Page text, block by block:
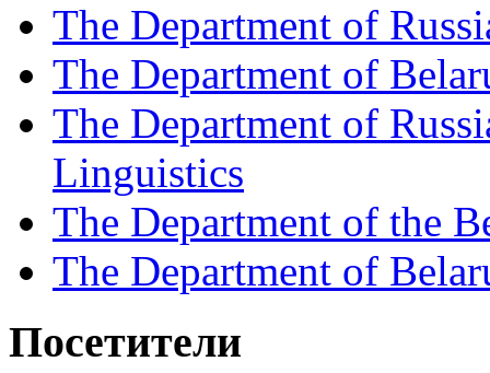
The Department of
The Department of
The Department of
Linguistics
The Department of the
The Department of
Посетители